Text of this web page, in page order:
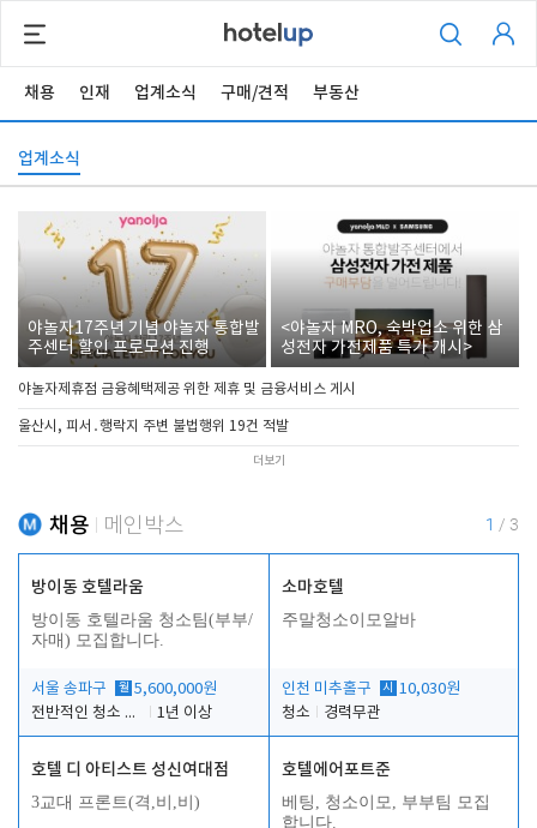
채용 인재 업계소식 구매/견적 부동산
업계소식
야놀자17주년 기념 야놀자 통합발
주센터 할인 프로모션 진행
<야놀자 MRO, 숙박업소 위한 삼
성전자 가전제품 특가 개시>
야놀자제휴점 금융혜택제공 위한 제휴 및 금융서비스 게시
울산시, 피서․행락지 주변 불법행위 19건 적발
더보기
채용 메인박스 1 / 3
방이동 호텔라움
방이동 호텔라움 청소팀(부부/
자매) 모집합니다.
서울 송파구 월 5,600,000원
전반적인 청소 업무(객실청소.객실정리)
1년 이상
소마호텔
주말청소이모알바
인천 미추홀구 시
10,030원
청소
경력무관
호텔 디 아티스트 성신여대점
3교대 프론트(격,비,비)
호텔에어포트준
베팅, 청소이모, 부부팀 모집
합니다.